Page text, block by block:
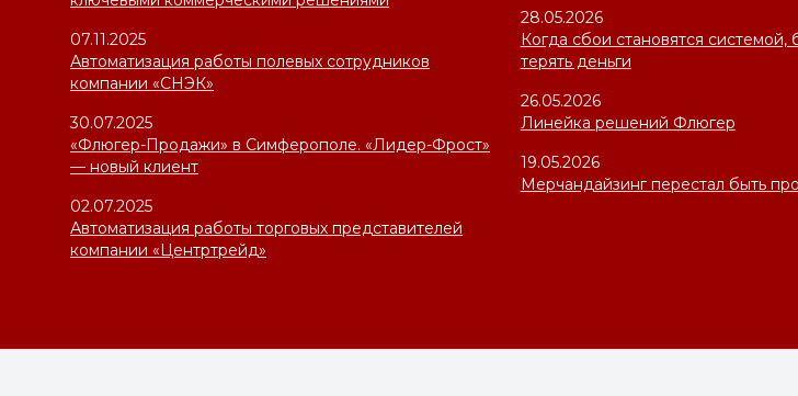
07.11.2025
Автоматизация работы полевых сотрудников
компании «СНЭК»
30.07.2025
«Флюгер-Продажи» в Симферополе. «Лидер-Фрост»
— новый клиент
02.07.2025
Автоматизация работы торговых представителей
компании «Центртрейд»
28.05.2026
Когда сбои становятся системой,
терять деньги
26.05.2026
Линейка решений Флюгер
19.05.2026
Мерчандайзинг перестал быть